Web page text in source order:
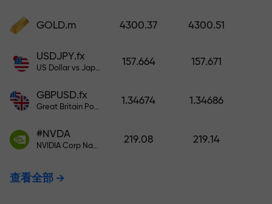
GOLD.m 4300.37 4300.51
USDJPY.fx
US Dollar vs Japanese Yen
157.664 157.671
GBPUSD.fx
Great Britain Pound vs US Dollar
1.34674 1.34686
#NVDA
NVIDIA Corp Nasdaq Stock Exchange (Nasdaq) USD
219.08 219.14
查看全部